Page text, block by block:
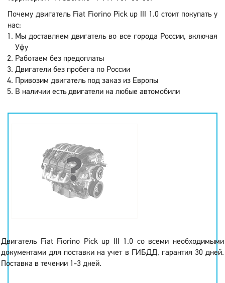
Почему двигатель Fiat Fiorino Pick up III 1.0 стоит покупать у
нас:
Мы доставляем двигатель во все города России, включая
Уфу
Работаем без предоплаты
Двигатели без пробега по России
Привозим двигатель под заказ из Европы
В наличии есть двигатели на любые автомобили
Двигатель Fiat Fiorino Pick up III 1.0 со всеми необходимыми
документами для поставки на учет в ГИБДД, гарантия 30 дней.
Поставка в течении 1-3 дней.